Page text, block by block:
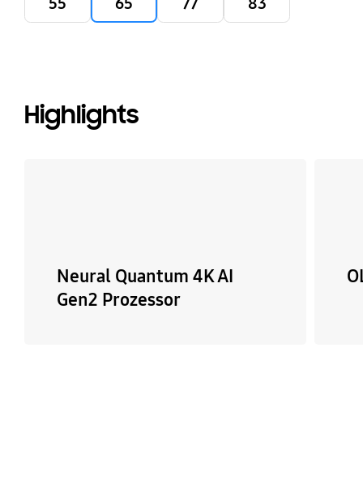
Highlights
Neural Quantum 4K AI
Gen2 Prozessor